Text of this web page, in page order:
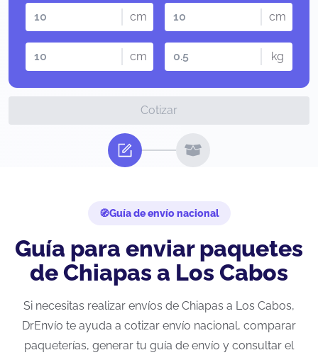
cm cm
cm kg
Cotizar
Guía de envío nacional
Guía para enviar paquetes
de Chiapas a Los Cabos
Si necesitas realizar envíos de Chiapas a Los Cabos,
DrEnvío te ayuda a cotizar envío nacional, comparar
paqueterías, generar tu guía de envío y consultar el